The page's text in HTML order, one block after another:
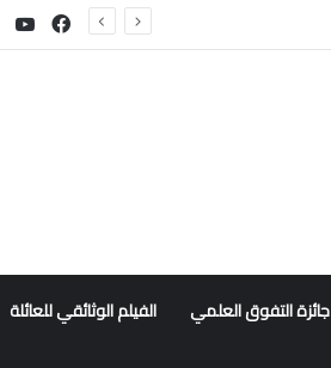
جائزة التفوق العلمي الفيلم الوثائقي للعائلة